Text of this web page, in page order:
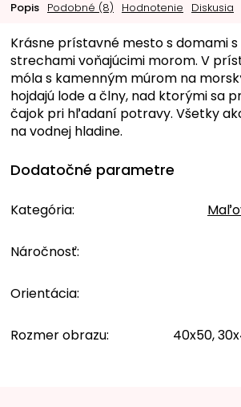
Popis Podobné (8) Hodnotenie Diskusia
Krásne prístavné mesto s domami
strechami voňajúcimi morom. V
móla s kamenným múrom na
hojdajú lode a člny, nad ktorými sa
čajok pri hľadaní potravy. Všetky
na vodnej hladine.
Dodatočné parametre
Kategória:
Náročnosť:
Orientácia:
Rozmer obrazu: 40x50,